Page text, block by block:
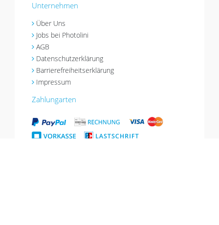
Unternehmen
Über Uns
Jobs bei Photolini
AGB
Datenschutzerklärung
Barrierefreiheitserklärung
Impressum
Zahlungarten